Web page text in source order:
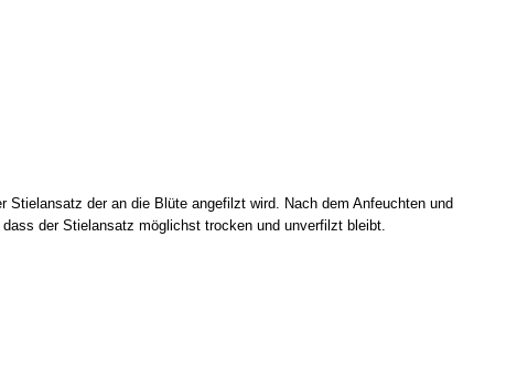
der an die Blüte angefilzt wird. Nach dem Anfeuchten und
der Stielansatz möglichst trocken und unverfilzt bleibt.